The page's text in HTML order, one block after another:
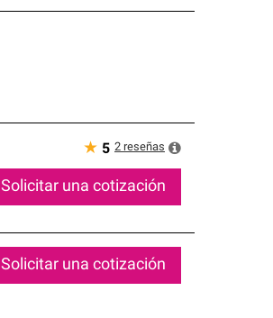
★ 5 2 reseñas
Solicitar una cotización
Solicitar una cotización